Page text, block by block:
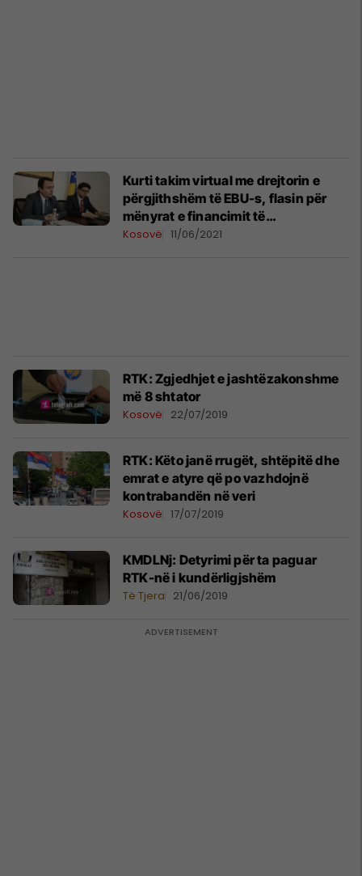
Kurti takim virtual me drejtorin e
përgjithshëm të EBU-s, flasin për
mënyrat e financimit të
transmetuesve publik
Kosovë 11/06/2021
RTK: Zgjedhjet e jashtëzakonshme
më 8 shtator
Kosovë 22/07/2019
RTK: Këto janë rrugët, shtëpitë dhe
emrat e atyre që po vazhdojnë
kontrabandën në veri
Kosovë 17/07/2019
KMDLNj: Detyrimi për ta paguar
RTK-në i kundërligjshëm
Të Tjera 21/06/2019